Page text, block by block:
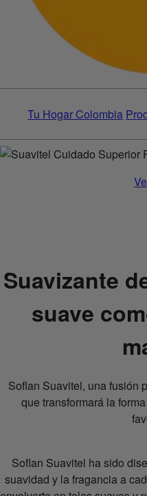
Tu Hogar Colombia
Suavizante
suave
Soflan Suavitel, una fusión
que transformará la
Soflan Suavitel ha sido
suavidad y la fragancia a